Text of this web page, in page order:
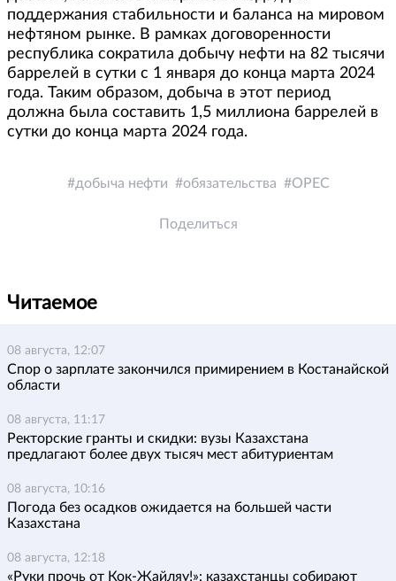
поддержания стабильности и баланса на мировом
нефтяном рынке. В рамках договоренности
республика сократила добычу нефти на 82 тысячи
баррелей в сутки с 1 января до конца марта 2024
года. Таким образом, добыча в этот период
должна была составить 1,5 миллиона баррелей в
сутки до конца марта 2024 года.
добыча нефти обязательства OPEC
Поделиться
Читаемое
08 августа, 12:07
Спор о зарплате закончился примирением в Костанайской
области
08 августа, 11:17
Ректорские гранты и скидки: вузы Казахстана
предлагают более двух тысяч мест абитуриентам
08 августа, 10:16
Погода без осадков ожидается на большей части
Казахстана
08 августа, 12:18
«Руки прочь от Кок-Жайляу!»: казахстанцы собирают